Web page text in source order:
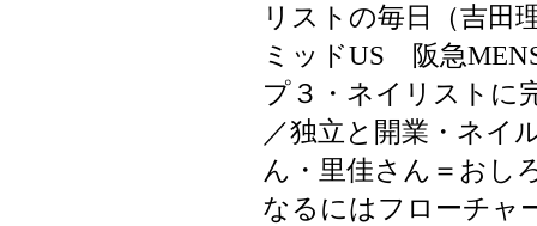
リストの毎日（吉
ミッドUS 阪急
プ３・ネイリスト
／独立と開業・ネイ
ん・里佳さん＝おし
なるにはフローチ